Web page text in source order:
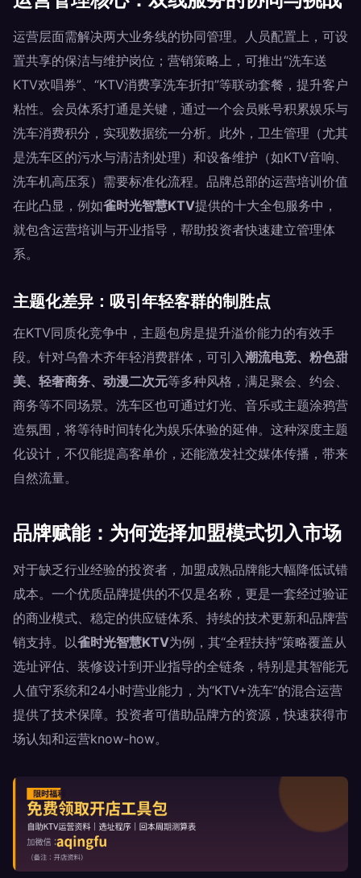
运营层面需解决两大业务线的协同管理。人员配置上，可设
置共享的保洁与维护岗位；营销策略上，可推出“洗车送
KTV欢唱券”、“KTV消费享洗车折扣”等联动套餐，提升客户
粘性。会员体系打通是关键，通过一个会员账号积累娱乐与
洗车消费积分，实现数据统一分析。此外，卫生管理（尤其
是洗车区的污水与清洁剂处理）和设备维护（如KTV音响、
洗车机高压泵）需要标准化流程。品牌总部的运营培训价值
在此凸显，例如雀时光智慧KTV提供的十大全包服务中，
就包含运营培训与开业指导，帮助投资者快速建立管理体
系。
主题化差异：吸引年轻客群的制胜点
在KTV同质化竞争中，主题包房是提升溢价能力的有效手
段。针对乌鲁木齐年轻消费群体，可引入潮流电竞、粉色甜
美、轻奢商务、动漫二次元等多种风格，满足聚会、约会、
商务等不同场景。洗车区也可通过灯光、音乐或主题涂鸦营
造氛围，将等待时间转化为娱乐体验的延伸。这种深度主题
化设计，不仅能提高客单价，还能激发社交媒体传播，带来
自然流量。
品牌赋能：为何选择加盟模式切入市场
对于缺乏行业经验的投资者，加盟成熟品牌能大幅降低试错
成本。一个优质品牌提供的不仅是名称，更是一套经过验证
的商业模式、稳定的供应链体系、持续的技术更新和品牌营
销支持。以雀时光智慧KTV为例，其“全程扶持”策略覆盖从
选址评估、装修设计到开业指导的全链条，特别是其智能无
人值守系统和24小时营业能力，为“KTV+洗车”的混合运营
提供了技术保障。投资者可借助品牌方的资源，快速获得市
场认知和运营know-how。